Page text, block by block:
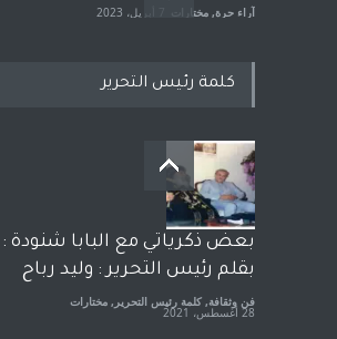
آراء حرة, مختارات
معاناة زلزال سوريّة تفضح:
زيف ديمقراطية الغرب! قلم :
رشاد أبو شاورآراء حرة ..
آراء حرة 18 فبراير، 2023
كلمة رئيس التحرير
بعض ذكرياتي مع البابا شنودة :
بقلم رئيس التحرير : وليد رباح
فن وثقافة, كلمة رئيس التحرير , مختارات
28 أغسطس، 2021